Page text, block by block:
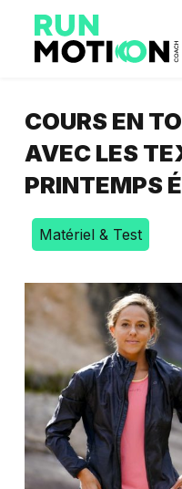
COURS EN
AVEC LES
PRINTEMPS
Matériel & Test